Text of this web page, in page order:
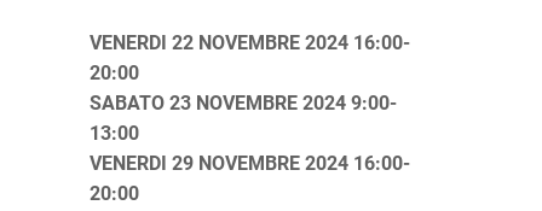
VENERDI 22 NOVEMBRE 2024 16:00-
20:00
SABATO 23 NOVEMBRE 2024 9:00-
13:00
VENERDI 29 NOVEMBRE 2024 16:00-
20:00